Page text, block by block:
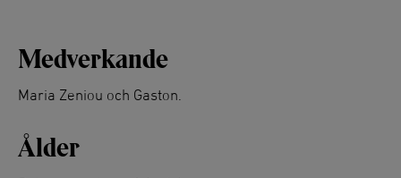
Medverkande
Maria Zeniou och Gaston.
Ålder